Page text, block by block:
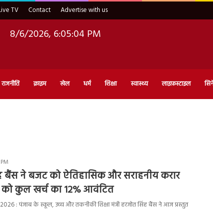
TV Contact Advertise with us
8/6/2026, 6:05:05 PM
राजनीति क्राइम खेल धर्म शिक्षा स्वास्थ्य लाइफ़स्टाइल
बैंस ने बजट को ऐतिहासिक और सराहनीय करार
को कुल खर्च का 12% आवंटित
: पंजाब के स्कूल, उच्च और तकनीकी शिक्षा मंत्री हरजोत सिंह बैंस ने आज प्रस्तुत